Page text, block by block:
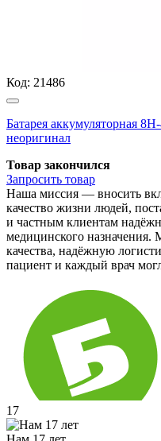
Код: 21486
Батарея аккумуляторная
неоригинал
Товар закончился
Запросить товар
Наша миссия — вносить
качество жизни людей,
и частным клиентам
медицинского назначения.
качества, надёжную
пациент и каждый врач
17